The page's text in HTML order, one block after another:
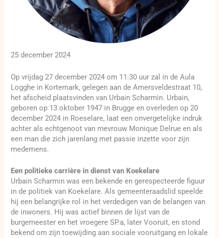
25 december 2024
Op vrijdag 27 december 2024 om 11:30 uur zal in de Aula
Logghe in Kortemark, gelegen aan de Amersveldestraat 10,
het afscheid plaatsvinden van Urbain Scharmin. Urbain,
geboren op 13 oktober 1947 in Brugge en overleden op 20
december 2024 in Roeselare, laat een onvergetelijke indruk
achter als echtgenoot van mevrouw Monique Delrue en als
een man die zich jarenlang met passie inzette voor zijn
medemens.
Een politieke carrière in dienst van Koekelare
Urbain Scharmin was een bekende en gerespecteerde figuur
in de politiek van Koekelare. Als gemeenteraadslid speelde
hij een belangrijke rol in het verdedigen van de belangen van
de inwoners. Hij was actief binnen de lijst van de
burgemeester en het vroegere SP.a, later Vooruit, en stond
bekend om zijn toewijding aan sociale vooruitgang en lokale